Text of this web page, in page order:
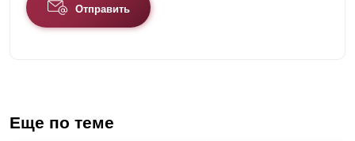
Отправить
Еще по теме